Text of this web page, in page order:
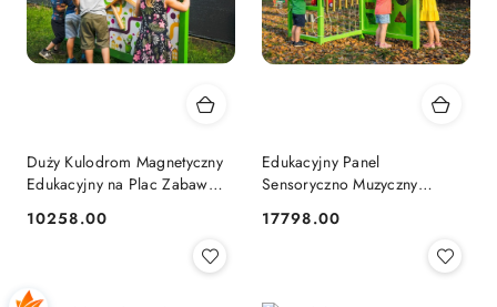
Duży Kulodrom Magnetyczny
Edukacyjny na Plac Zabaw
Placówki Edukacyjne | Nauka
Cena:
10258.00
Edukacyjny Panel
Sensoryczno Muzyczny
Zabaw do Szkoły Przedszkola
Cena:
17798.00